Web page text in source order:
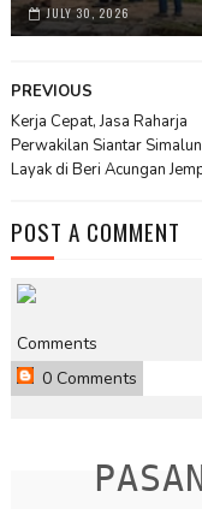
JULY 30, 2026
PREVIOUS
Kerja Cepat, Jasa Raharja
Perwakilan Siantar
Layak di Beri Acungan
POST A COMMENT
Comments
0 Comments